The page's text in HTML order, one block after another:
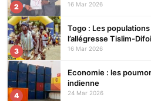
2 16 Mar 2026
3
Togo : Les
l’allégresse Tislim-
16 Mar 2026
4
Economie : les
indienne
24 Mar 2026